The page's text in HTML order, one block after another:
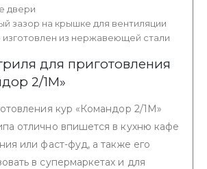
двери
зазор на крышке для вентиляции
из нержавеющей стали
для приготовления
2/1М»
кур «Командор 2/1М»
отлично впишется в кухню кафе
или фаст-фуд, а также его
в супермаркетах и для